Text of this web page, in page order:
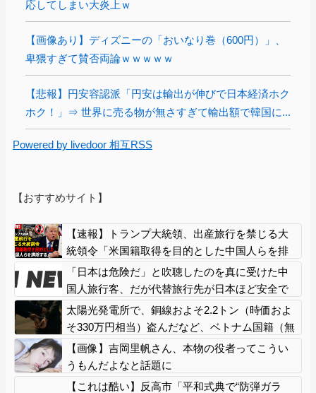
応してしまい大炎上ｗ
【画像あり】ディズニーの「おいなり巻（600円）」、
卑猥すぎて賛否両論ｗｗｗｗｗ
【悲報】円安容認派「円安は輸出が伸びで日本経済ホク
ホク！」⇒ 世界に売る物が無さすぎて輸出額で韓国に...
Powered by livedoor 相互RSS
【おすすめサイト】
【速報】トランプ大統領、出産旅行を禁じる大
統領令「米国籍取得を目的とした中国人らを排
除する」
「日本は危険だ」と吹聴したのを真に受けた中
国人旅行客、だが代替旅行先が日本ほど安全で
はなかった結果……
太陽光発電所で、銅線およそ2.2トン（時価およ
そ330万円相当）盗んだなど、ベトナム国籍（無
職）２人逮捕、盗まれた銅線の半分はすでに売
却 富山で「金属盗対策法違反（去年9月施
行）」による検挙は初
【画像】吉岡里帆さん、本物の役者ってこうい
うもんだよなと話題に
【これは酷い】反高市「平和式典で“防弾ガラ